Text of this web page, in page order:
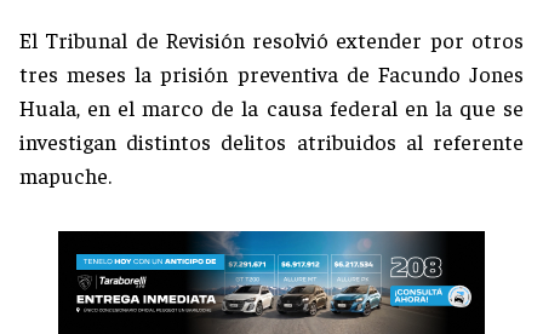
El Tribunal de Revisión resolvió extender por otros
tres meses la prisión preventiva de Facundo Jones
Huala, en el marco de la causa federal en la que se
investigan distintos delitos atribuidos al referente
mapuche.